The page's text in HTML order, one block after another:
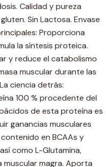
Calidad y pureza
Sin Lactosa. Envase
Proporciona
la síntesis proteica.
y reduce el catabolismo
muscular durante las
ciencia detrás:
100 % procedente del
de esta proteína es
ganancias musculares
en BCAAs y
como L-Glutamina,
magra. Aporta